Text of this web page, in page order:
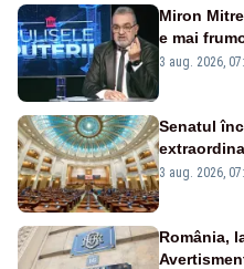
Miron
e mai
țipă mai
3 aug. 2026,
Senatul
jaloane din
3 aug. 2026,
România,